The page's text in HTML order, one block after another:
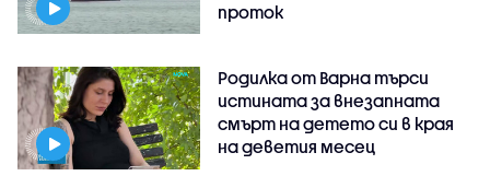
проток
Родилка от Варна търси
истината за внезапната
смърт на детето си в края
на деветия месец